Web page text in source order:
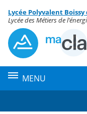
Menu de la rubrique
Contenu
Lycée Polyvalent Boissy
Lycée des Métiers de
MENU